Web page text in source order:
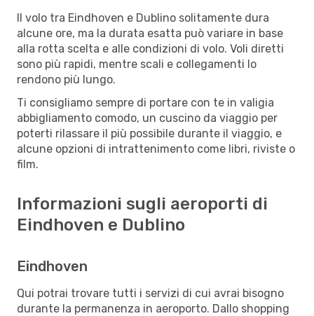
Il volo tra Eindhoven e Dublino solitamente dura
alcune ore, ma la durata esatta può variare in base
alla rotta scelta e alle condizioni di volo. Voli diretti
sono più rapidi, mentre scali e collegamenti lo
rendono più lungo.
Ti consigliamo sempre di portare con te in valigia
abbigliamento comodo, un cuscino da viaggio per
poterti rilassare il più possibile durante il viaggio, e
alcune opzioni di intrattenimento come libri, riviste o
film.
Informazioni sugli aeroporti di
Eindhoven e Dublino
Eindhoven
Qui potrai trovare tutti i servizi di cui avrai bisogno
durante la permanenza in aeroporto. Dallo shopping